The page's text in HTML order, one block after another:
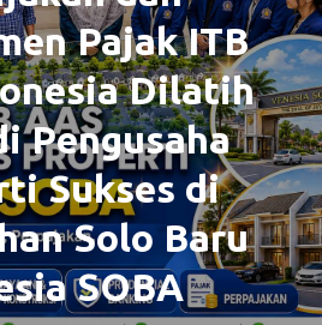
Pajak ITB
Dilatih
Pengusaha
Sukses di
Solo Baru
SOBA